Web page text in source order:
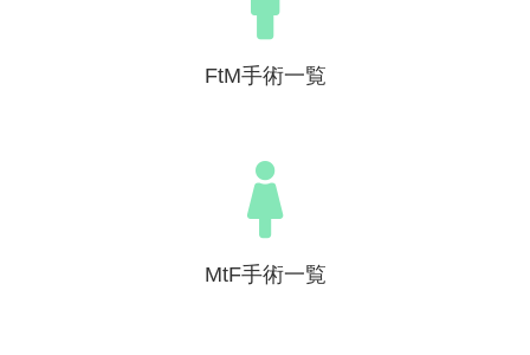
FtM手術一覧
MtF手術一覧